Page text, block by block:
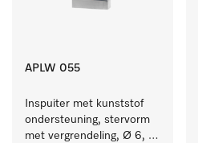
APLW 055
Inspuiter met kunststof
ondersteuning, stervorm
met vergrendeling, Ø 6,